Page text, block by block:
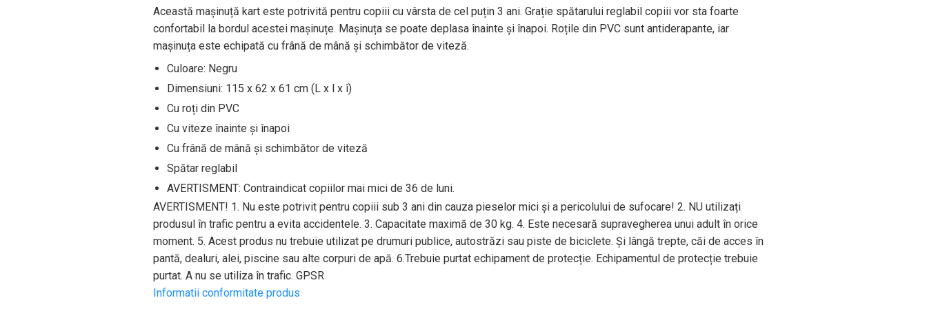
Această mașinuță kart este potrivită pentru copiii cu vârsta de cel puțin 3 ani. Grație spătarului reglabil copiii vor sta foarte
confortabil la bordul acestei mașinuțe. Mașinuța se poate deplasa înainte și înapoi. Roțile din PVC sunt antiderapante, iar
mașinuța este echipată cu frână de mână și schimbător de viteză.
Culoare: Negru
Dimensiuni: 115 x 62 x 61 cm (L x l x î)
Cu roți din PVC
Cu viteze înainte și înapoi
Cu frână de mână și schimbător de viteză
Spătar reglabil
AVERTISMENT: Contraindicat copiilor mai mici de 36 de luni.
AVERTISMENT! 1. Nu este potrivit pentru copiii sub 3 ani din cauza pieselor mici și a pericolului de sufocare! 2. NU utilizați
produsul în trafic pentru a evita accidentele. 3. Capacitate maximă de 30 kg. 4. Este necesară supravegherea unui adult în orice
moment. 5. Acest produs nu trebuie utilizat pe drumuri publice, autostrăzi sau piste de biciclete. Și lângă trepte, căi de acces în
pantă, dealuri, alei, piscine sau alte corpuri de apă. 6.Trebuie purtat echipament de protecție. Echipamentul de protecție trebuie
purtat. A nu se utiliza în trafic. GPSR
Informatii conformitate produs